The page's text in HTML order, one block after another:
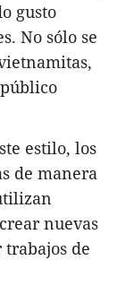
gusto
No sólo se
estilo, los
de manera
nuevas
de